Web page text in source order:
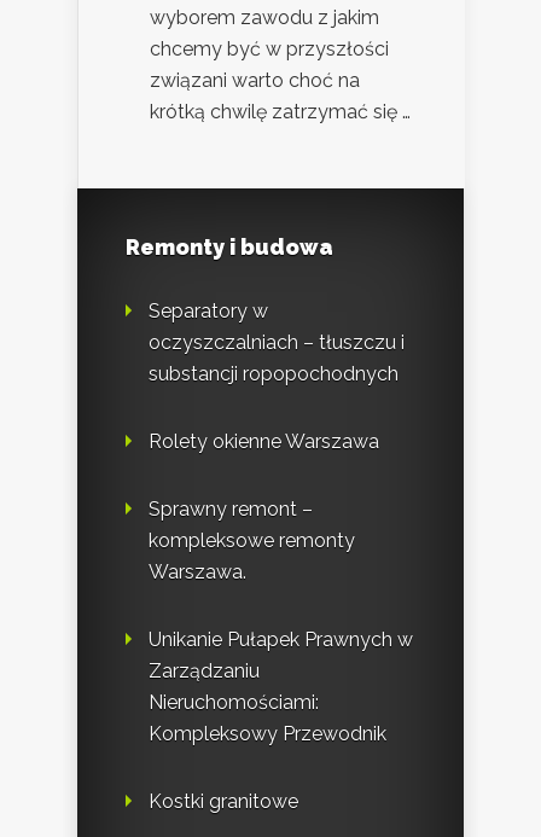
wyborem zawodu z jakim
chcemy być w przyszłości
związani warto choć na
krótką chwilę zatrzymać się …
Remonty i budowa
Separatory w
oczyszczalniach – tłuszczu i
substancji ropopochodnych
Rolety okienne Warszawa
Sprawny remont –
kompleksowe remonty
Warszawa.
Unikanie Pułapek Prawnych w
Zarządzaniu
Nieruchomościami:
Kompleksowy Przewodnik
Kostki granitowe